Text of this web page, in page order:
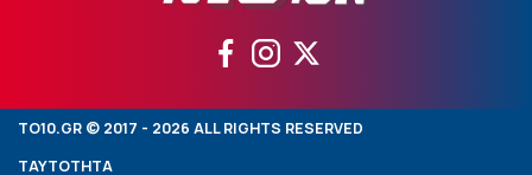
TO10.GR © 2017 - 2026 ALL RIGHTS RESERVED
ΤΑΥΤΟΤΗΤΑ